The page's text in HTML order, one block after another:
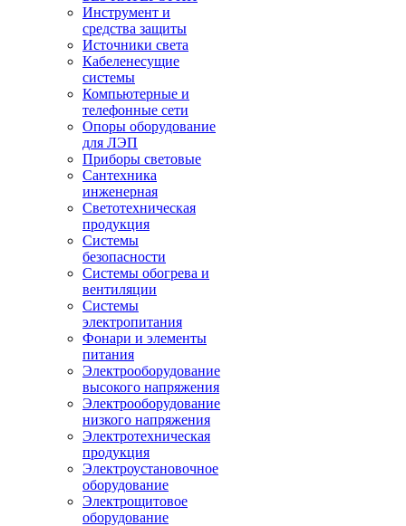
Инструмент и
средства защиты
Источники света
Кабеленесущие
системы
Компьютерные и
телефонные сети
Опоры оборудование
для ЛЭП
Приборы световые
Сантехника
инженерная
Светотехническая
продукция
Системы
безопасности
Системы обогрева и
вентиляции
Системы
электропитания
Фонари и элементы
питания
Электрооборудование
высокого напряжения
Электрооборудование
низкого напряжения
Электротехническая
продукция
Электроустановочное
оборудование
Электрощитовое
оборудование